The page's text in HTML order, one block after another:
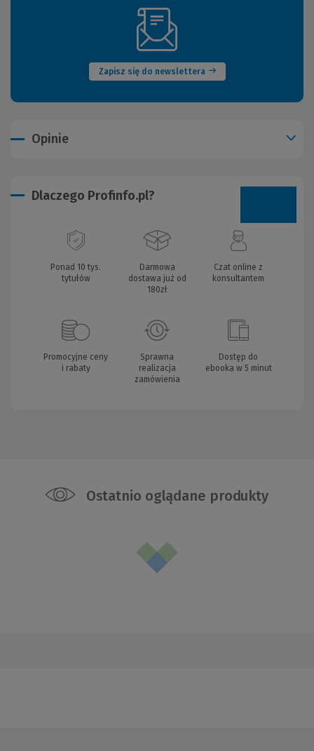
Zapisz się do newslettera
(Nowe
okno)
Opinie
Dlaczego Profinfo.pl?
Ponad 10 tys.
tytułów
Darmowa
dostawa już od
180zł
Czat online z
konsultantem
Promocyjne ceny
i rabaty
Sprawna
realizacja
zamówienia
Dostęp do
ebooka w 5 minut
Ostatnio oglądane produkty